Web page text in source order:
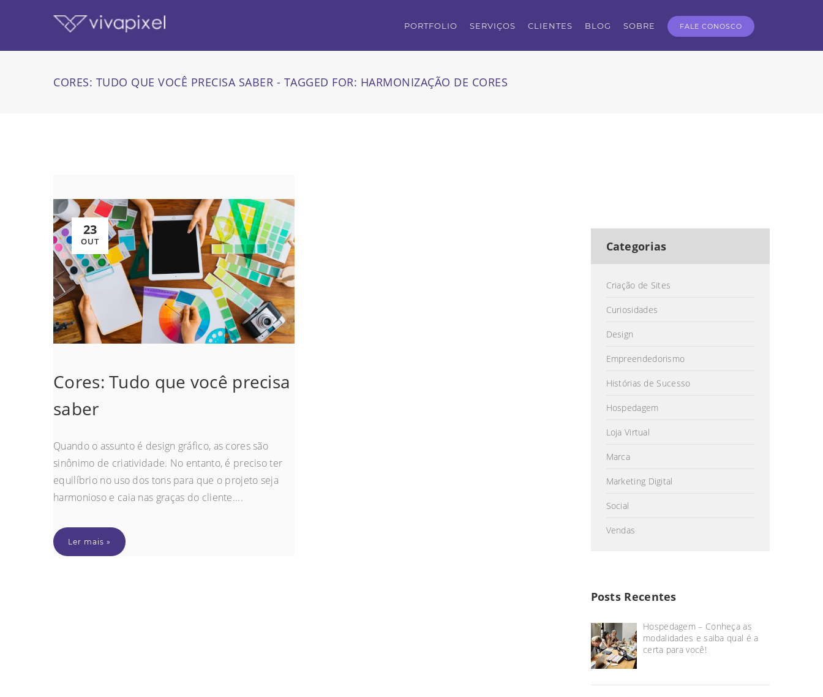
PORTFOLIO SERVIÇOS CLIENTES BLOG SOBRE FALE CONOSCO
CORES: TUDO QUE VOCÊ PRECISA SABER - TAGGED FOR: HARMONIZAÇÃO DE CORES
23
OUT
Cores: Tudo que você precisa
saber
Quando o assunto é design gráfico, as cores são
sinônimo de criatividade. No entanto, é preciso ter
equilíbrio no uso dos tons para que o projeto seja
harmonioso e caia nas graças do cliente....
Ler mais »
Categorias
Criação de Sites
Curiosidades
Design
Empreendedorismo
Histórias de Sucesso
Hospedagem
Loja Virtual
Marca
Marketing Digital
Social
Vendas
Posts Recentes
Hospedagem – Conheça as
modalidades e saiba qual é a
certa para você!